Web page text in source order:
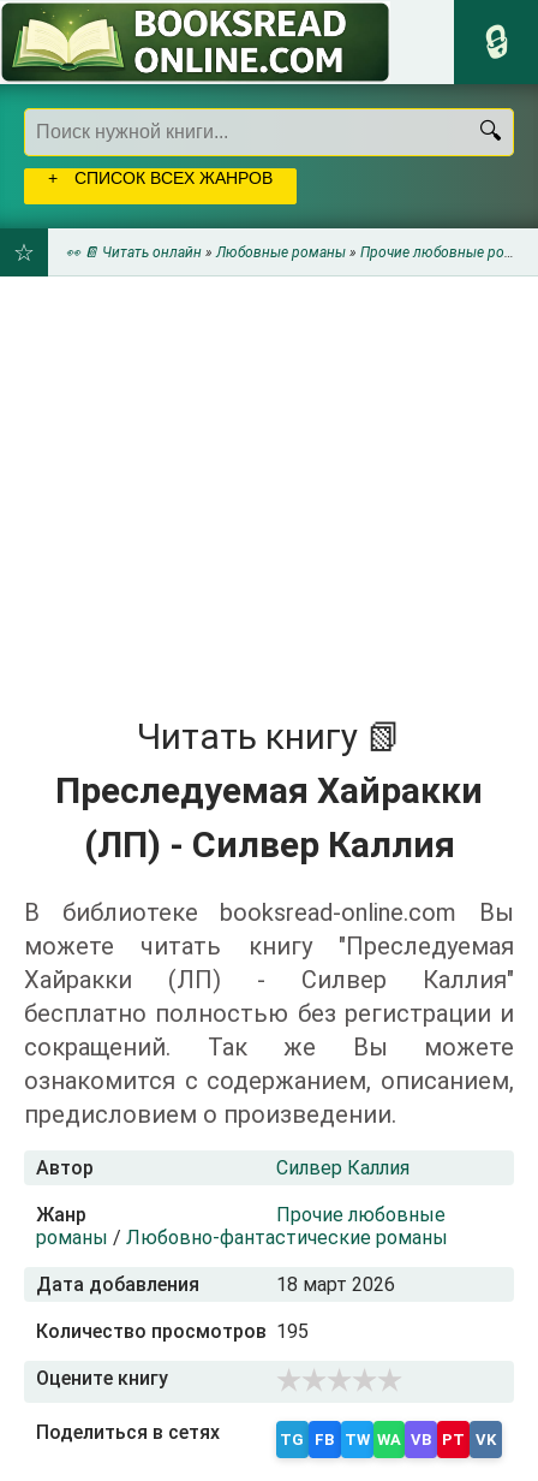
СПИСОК ВСЕХ ЖАНРОВ
👀 📔 Читать онлайн »Любовные романы » Прочие любовные романы
Читать книгу 📗
Преследуемая Хайракки
(ЛП) - Силвер Каллия
В библиотеке booksread-online.com Вы
можете читать книгу "Преследуемая
Хайракки (ЛП) - Силвер Каллия"
бесплатно полностью без регистрации и
сокращений. Так же Вы можете
ознакомится с содержанием, описанием,
предисловием о произведении.
Автор Силвер Каллия
Жанр
Прочие любовные
романы / Любовно-фантастические романы
Дата добавления 18 март 2026
Количество просмотров 195
Оцените книгу
Поделиться в сетях TG FB TW WA VB PT VK